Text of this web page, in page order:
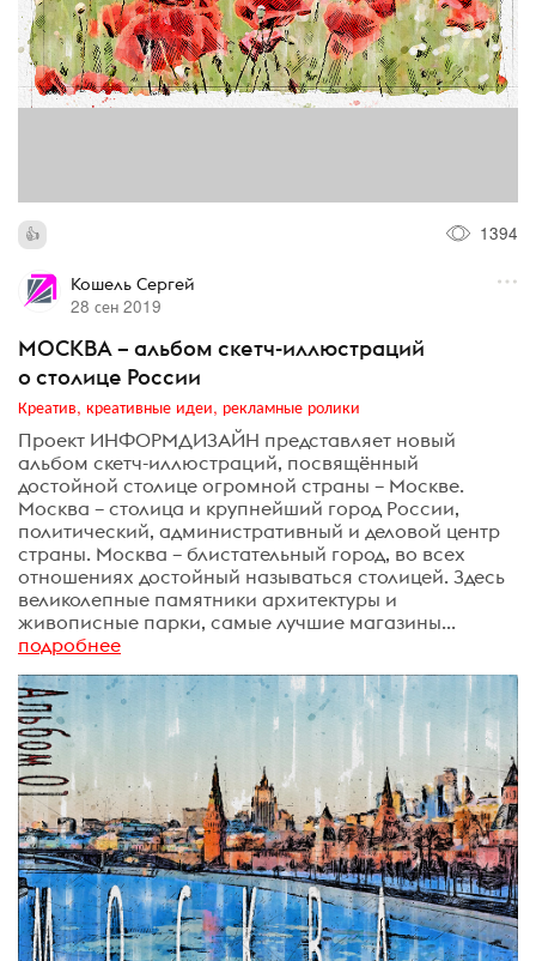
1394
Кошель Сергей
28 сен 2019
МОСКВА – альбом скетч-иллюстраций
о столице России
Креатив, креативные идеи, рекламные ролики
Проект ИНФОРМДИЗАЙН представляет новый
альбом скетч-иллюстраций, посвящённый
достойной столице огромной страны – Москве.
Москва – столица и крупнейший город России,
политический, административный и деловой центр
страны. Москва – блистательный город, во всех
отношениях достойный называться столицей. Здесь
великолепные памятники архитектуры и
живописные парки, самые лучшие магазины...
подробнее